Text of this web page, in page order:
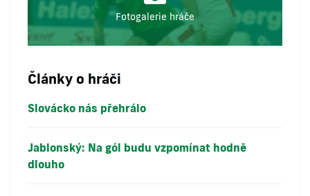
Fotogalerie hráče
Články o hráči
Slovácko nás přehrálo
Jablonský: Na gól budu vzpomínat hodně
dlouho